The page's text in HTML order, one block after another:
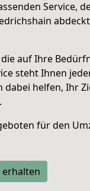
Service,
auf Ihre
steht Ihnen
helfen, Ihr
für den
erhalten